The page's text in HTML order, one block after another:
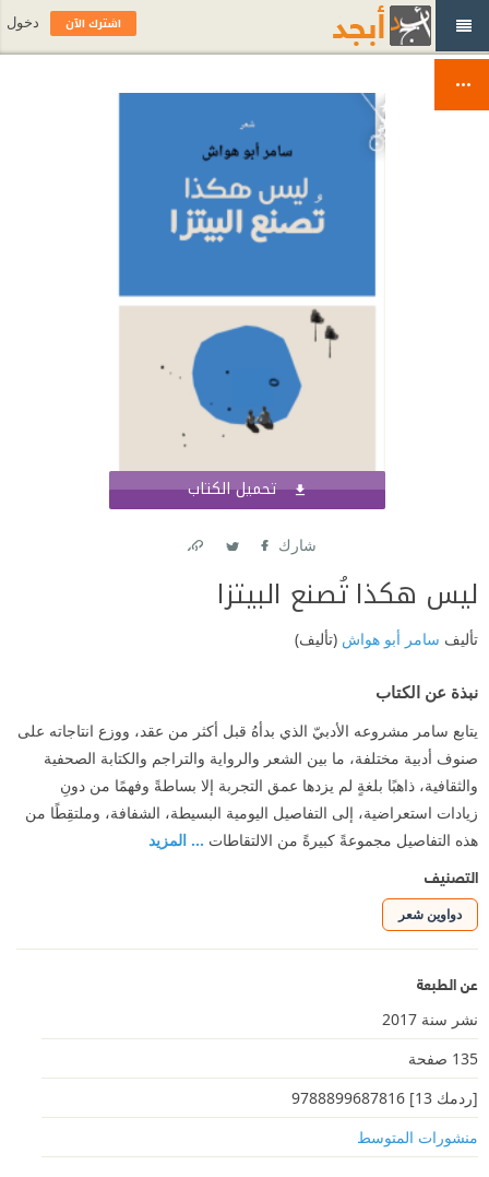
تحميل الكتاب
شارك
ليس هكذا تُصنع البيتزا
تأليف سامر أبو هواش (تأليف)
نبذة عن الكتاب
يتابع سامر مشروعه الأدبيّ الذي بدأهُ قبل أكثر من عقد، ووزع انتاجاته على
صنوف أدبية مختلفة، ما بين الشعر والرواية والتراجم والكتابة الصحفية
والثقافية، ذاهبًا بلغةٍ لم يزدها عمق التجربة إلا بساطةً وفهمًا من دونِ
زيادات استعراضية، إلى التفاصيل اليومية البسيطة، الشفافة، وملتقِطًا من
هذه التفاصيل مجموعةً كبيرةً من الالتقاطات ... المزيد
التصنيف
دواوين شعر
عن الطبعة
نشر سنة 2017
135 صفحة
[ردمك 13] 9788899687816
منشورات المتوسط
اشترك الآن دخول